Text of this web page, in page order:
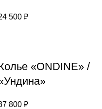
500 ₽
«ONDINE» /
800 ₽